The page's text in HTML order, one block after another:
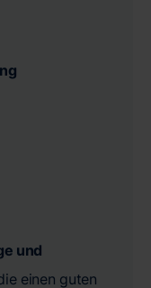
und
einen guten